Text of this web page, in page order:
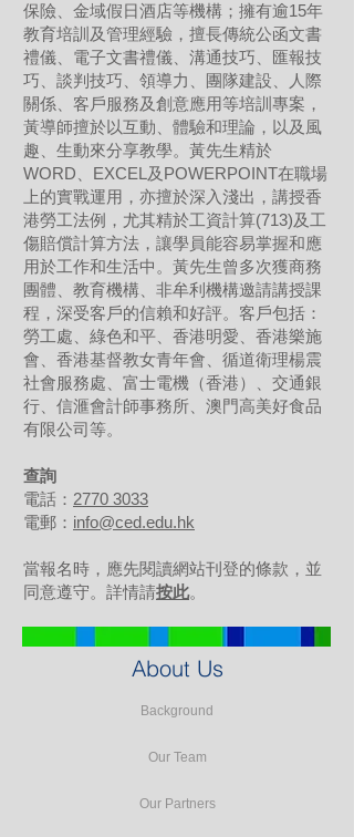
保險、金域假日酒店等機構；擁有逾15年
教育培訓及管理經驗，擅長傳統公函文書
禮儀、電子文書禮儀、溝通技巧、匯報技
巧、談判技巧、領導力、團隊建設、人際
關係、客戶服務及創意應用等培訓專案，
黃導師擅於以互動、體驗和理論，以及風
趣、生動來分享教學。黃先生精於
WORD、EXCEL及POWERPOINT在職場
上的實戰運用，亦擅於深入淺出，講授香
港勞工法例，尤其精於工資計算(713)及工
傷賠償計算方法，讓學員能容易掌握和應
用於工作和生活中。黃先生曾多次獲商務
團體、教育機構、非牟利機構邀請講授課
程，深受客戶的信賴和好評。客戶包括：
勞工處、綠色和平、香港明愛、香港樂施
會、香港基督教女青年會、循道衛理楊震
社會服務處、富士電機（香港）、交通銀
行、信滙會計師事務所、澳門高美好食品
有限公司等。
查詢
電話： 2770 3033
電郵： info@ced.edu.hk
當報名時，應先閱讀網站刊登的條款，並
同意遵守。詳情請按此。
About Us
Background
Our Team
Our Partners